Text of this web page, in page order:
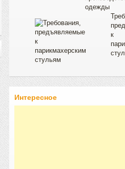
одежды
к
Интересное